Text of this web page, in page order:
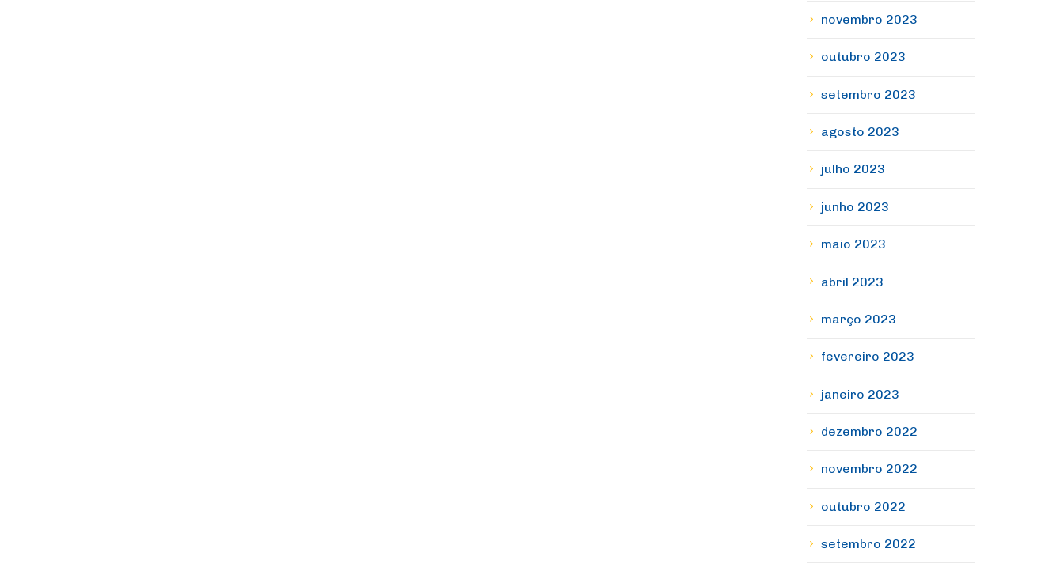
novembro 2023
outubro 2023
setembro 2023
agosto 2023
julho 2023
junho 2023
maio 2023
abril 2023
março 2023
fevereiro 2023
janeiro 2023
dezembro 2022
novembro 2022
outubro 2022
setembro 2022